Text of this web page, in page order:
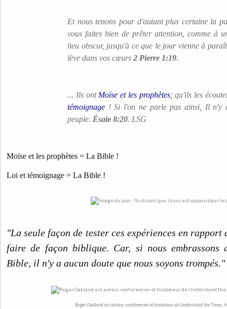
Et nous tenons pour d'autant plus certaine la
vous faites bien de prêter attention, comme à
lieu obscur, jusqu'à ce que le jour vienne à
lève dans vos cœurs 2 Pierre 1:19.
... Ils ont Moïse et les prophètes; qu'ils les
témoignage ! Si l'on ne parle pas ainsi, Il n'y
peuple. Ésaïe 8:20. LSG
Moïse et les prophètes = La Bible !
Loi et témoignage = La Bible !
"La seule façon de tester ces expériences en
faire de façon biblique. Car, si nous embrassons
Bible, il n'y a aucun doute que nous soyons trompés."
Roger Oakland est auteur, conférencier et fondateur de Understand the Times,